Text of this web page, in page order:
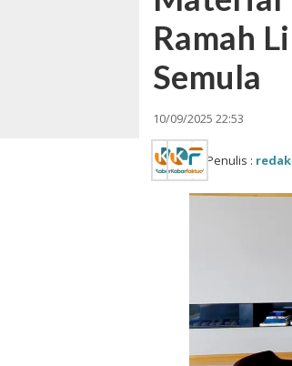
Ramah
Semula
10/09/2025 22:53
Penulis :